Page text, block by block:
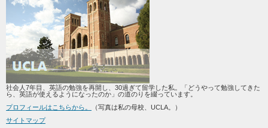
社会人7年目、英語の勉強を再開し、30過ぎて留学した私。「どうやって勉強してきた
ら、英語が使えるようになったのか」の道のりを綴っています。
プロフィールはこちらから。
（写真は私の母校、UCLA。）
サイトマップ